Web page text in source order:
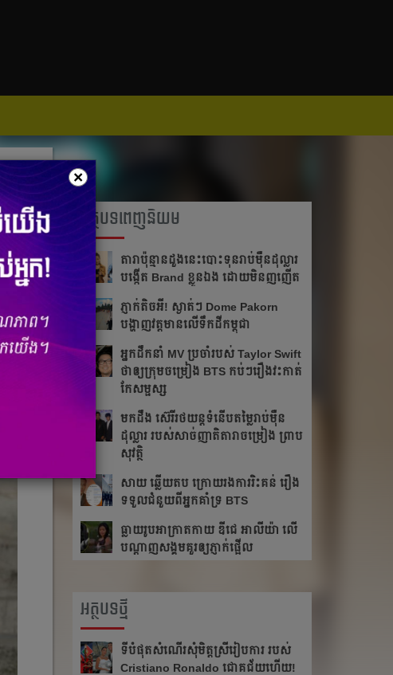
ង​
អត្ថបទពេញនិយម
តារា​ប៉ុន្មានដួងនេះបោះ​ទុន​រាប់​ម៉ឺន​ដុល្លារ
បង្កើត Brand ខ្លួន​ឯង ដោយមិនញញើត
ភ្ញាក់តិចអី!​ ស្ងាត់ៗ Dome Pakorn
បង្ហាញវត្តមាន​លើទឹកដីកម្ពុជា
អ្នក​ដឹក​នាំ​ MV ប្រចាំ​របស់​ Taylor Swift
ថា​ឲ្យ​ក្រុម​ចម្រៀង BTS កប់ៗ​រឿង​វះកាត់​
កែ​សម្ផស្ស
​មក​ដឹង​ ស៊េរីរថយន្ត​ទំនើប​តម្លៃ​រាប់​ម៉ឺន​
ដុល្លារ របស់​សាច់​ញាតិ​តារាចម្រៀង ​​ព្រាប
សុវត្ថិ
សាយ ឆ្លើយតប​ ក្រោយរង​ការ​រិះគន់ រឿង​
ទទួលជំនួយពីអ្នកគាំទ្រ BTS
ធ្លាយ​រូប​អាក្រាត​កាយ ឌីជេ អាលីយ៉ា លើ​
បណ្ដាញ​សង្គម​គួរ​ឲ្យ​ភ្ញាក់​ផ្អើល
អត្ថបទថ្មី
ទីបំផុតសំណើរសុំមិត្តស្រីរៀបការ របស់
Cristiano Ronaldo ជោគជ័យហើយ!
×